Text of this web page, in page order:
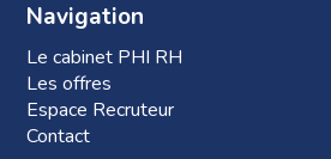
Navigation
Le cabinet PHI RH
Les offres
Espace Recruteur
Contact